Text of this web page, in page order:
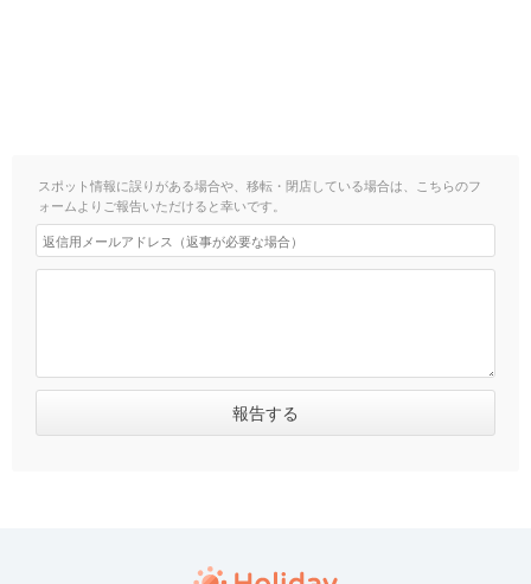
スポット情報に誤りがある場合や、移転・閉店している場合は、こちらのフ
ォームよりご報告いただけると幸いです。